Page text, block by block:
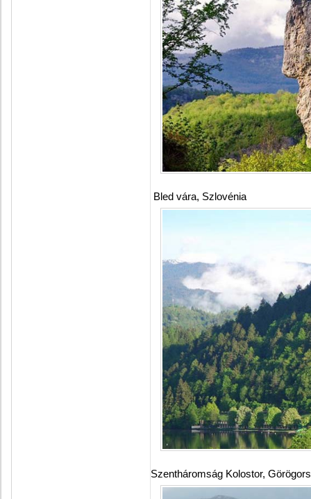
Bled vára, Szlovénia
Szentháromság Kolostor,